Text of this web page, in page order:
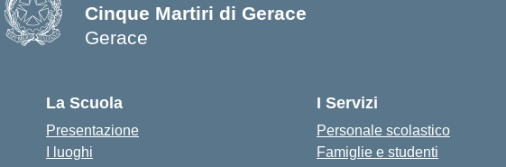
Cinque Martiri di Gerace
Gerace
La Scuola
Presentazione
I luoghi
I Servizi
Personale scolastico
Famiglie e studenti